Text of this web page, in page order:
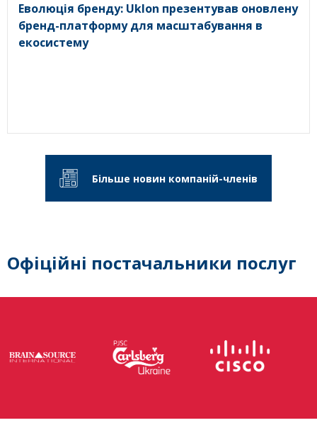
Еволюція бренду: Uklon презентував оновлену
бренд-платформу для масштабування в
екосистему
Більше новин компаній-членів
Офіційні постачальники послуг